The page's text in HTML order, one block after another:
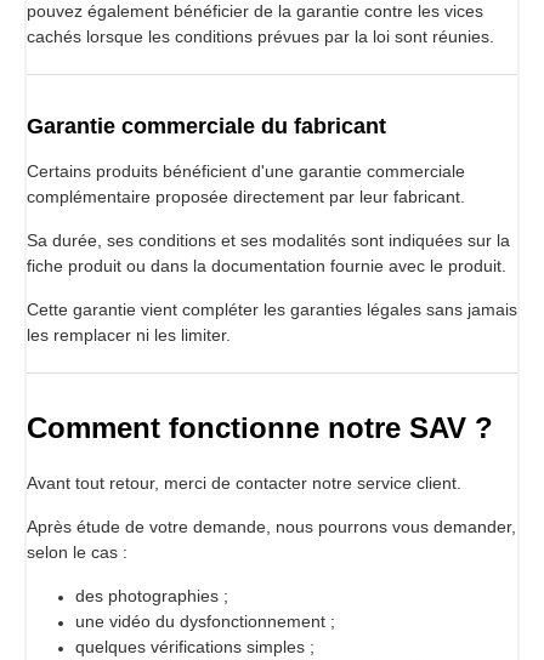
pouvez également bénéficier de la garantie contre les vices
cachés lorsque les conditions prévues par la loi sont réunies.
Garantie commerciale du fabricant
Certains produits bénéficient d'une garantie commerciale
complémentaire proposée directement par leur fabricant.
Sa durée, ses conditions et ses modalités sont indiquées sur la
fiche produit ou dans la documentation fournie avec le produit.
Cette garantie vient compléter les garanties légales sans jamais
les remplacer ni les limiter.
Comment fonctionne notre SAV ?
Avant tout retour, merci de contacter notre service client.
Après étude de votre demande, nous pourrons vous demander,
selon le cas :
des photographies ;
une vidéo du dysfonctionnement ;
quelques vérifications simples ;